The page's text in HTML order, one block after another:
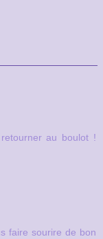
au boulot !
faire sourire de bon